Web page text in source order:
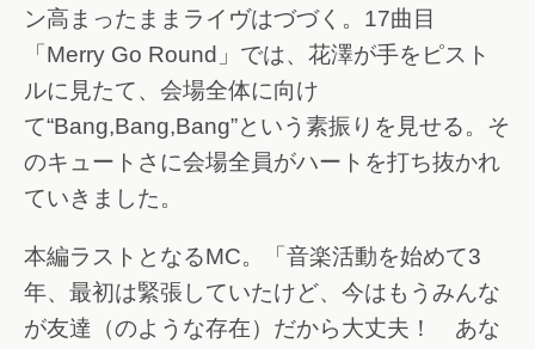
ン高まったままライヴはづづく。17曲目
「Merry Go Round」では、花澤が手をピスト
ルに見たて、会場全体に向け
て“Bang,Bang,Bang”という素振りを見せる。そ
のキュートさに会場全員がハートを打ち抜かれ
ていきました。
本編ラストとなるMC。「音楽活動を始めて3
年、最初は緊張していたけど、今はもうみんな
が友達（のような存在）だから大丈夫！ あな